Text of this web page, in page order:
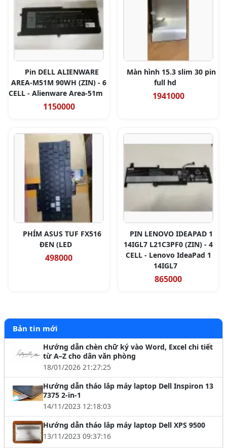
Pin DELL ALIENWARE
AREA-M51M 90WH (ZIN) - 6
CELL - Alienware Area-51m
1150000
Màn hình 15.3 slim 30 pin
full hd
1941000
PHÍM ASUS TUF FX516
ĐEN (LED
498000
PIN LENOVO IDEAPAD 1
14IGL7 L21C3PF0 (ZIN) - 4
CELL - Lenovo IdeaPad 1
14IGL7
865000
Bản tin mới
Hướng dẫn chèn chữ ký vào Word, Excel chi tiết
từ A–Z cho dân văn phòng
18/01/2026 21:27:25
Hướng dẫn tháo lắp máy laptop Dell Inspiron 13
7375 2-in-1
14/11/2023 12:18:03
Hướng dẫn tháo lắp máy laptop Dell XPS 9500
13/11/2023 09:37:16